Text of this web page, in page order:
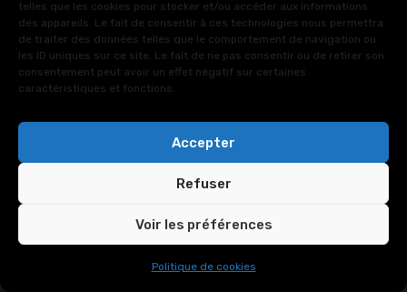
telles que les cookies pour stocker et/ou accéder aux informations
des appareils. Le fait de consentir à ces technologies nous permettra
de traiter des données telles que le comportement de navigation ou
les ID uniques sur ce site. Le fait de ne pas consentir ou de retirer son
consentement peut avoir un effet négatif sur certaines
caractéristiques et fonctions.
Accepter
Refuser
Voir les préférences
Politique de cookies
Politique de cookies (UE)
Politiques de confidentialité
CUSTOMSZ Worldwide